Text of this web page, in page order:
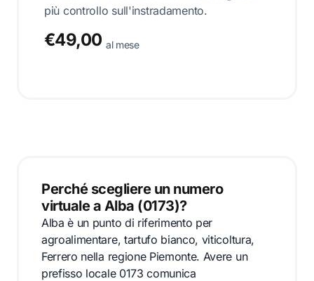
più controllo sull'instradamento.
€49,00 al mese
Perché scegliere un numero
virtuale a Alba (0173)?
Alba è un punto di riferimento per
agroalimentare, tartufo bianco, viticoltura,
Ferrero nella regione Piemonte. Avere un
prefisso locale 0173 comunica